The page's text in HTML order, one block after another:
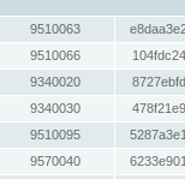
9510063
9510066
9340020
9340030
9510095
9570040